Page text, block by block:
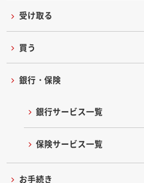
受け取る
買う
銀行・保険
銀行サービス一覧
保険サービス一覧
お手続き